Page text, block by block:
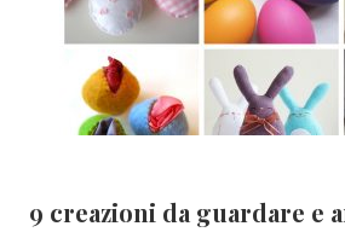
9 creazioni da guardare e